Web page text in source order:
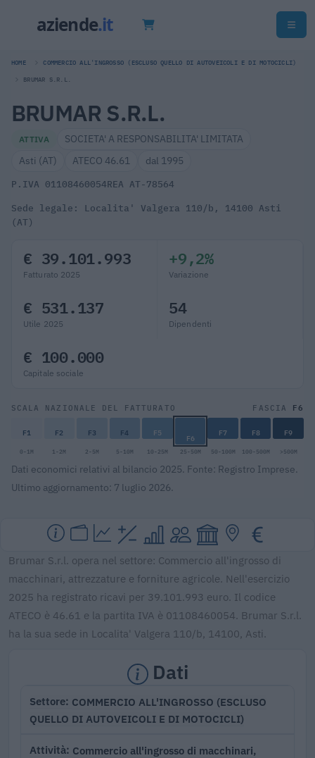
HOME COMMERCIO ALL'INGROSSO (ESCLUSO QUELLO DI AUTOVEICOLI E DI MOTOCICLI)
BRUMAR S.R.L.
BRUMAR S.R.L.
ATTIVA
SOCIETA' A RESPONSABILITA' LIMITATA
Asti (AT)
ATECO 46.61 dal 1995
P.IVA 01108460054REA AT-78564
Sede legale: Localita' Valgera 110/b, 14100 Asti
(AT)
€ 39.101.993
Fatturato 2025
+9,2%
Variazione
€ 531.137
Utile 2025
54
Dipendenti
€ 100.000
Capitale sociale
SCALA NAZIONALE DEL FATTURATO FASCIA F6
F1 F2 F3 F4 F5 F6 F7 F8 F9
0-1M 1-2M 2-5M 5-10M 10-25M 25-50M 50-100M 100-500M >500M
Dati economici relativi al bilancio 2025. Fonte: Registro Imprese.
Ultimo aggiornamento: 7 luglio 2026.
Brumar S.r.l. opera nel settore: Commercio all'ingrosso di
macchinari, attrezzature e forniture agricole. Nell'esercizio
2025 ha registrato ricavi per 39.101.993 euro. Il codice
ATECO è 46.61 e la partita IVA è 01108460054. Brumar S.r.l.
ha la sua sede in Localita' Valgera 110/b, 14100, Asti.
Dati
Settore COMMERCIO ALL'INGROSSO (ESCLUSO
QUELLO DI AUTOVEICOLI E DI MOTOCICLI)
Attività Commercio all'ingrosso di macchinari,